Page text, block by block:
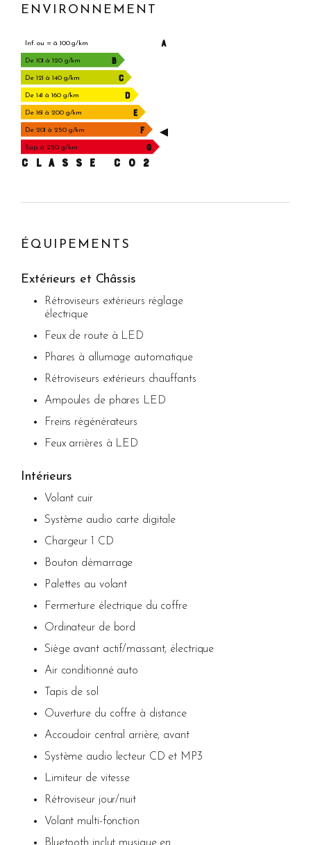
ENVIRONNEMENT
Inf. ou = à 100 g/km A
De 101 à 120 g/km B
De 121 à 140 g/km C
De 141 à 160 g/km D
De 161 à 200 g/km E
De 201 à 250 g/km F
Sup. à 250 g/km G
CLASSE C02
ÉQUIPEMENTS
Extérieurs et Châssis
Rétroviseurs extérieurs réglage
électrique
Feux de route à LED
Phares à allumage automatique
Rétroviseurs extérieurs chauffants
Ampoules de phares LED
Freins régénérateurs
Feux arrières à LED
Intérieurs
Volant cuir
Système audio carte digitale
Chargeur 1 CD
Bouton démarrage
Palettes au volant
Fermerture électrique du coffre
Ordinateur de bord
Siège avant actif/massant, électrique
Air conditionné auto
Tapis de sol
Ouverture du coffre à distance
Accoudoir central arrière, avant
Système audio lecteur CD et MP3
Limiteur de vitesse
Rétroviseur jour/nuit
Volant multi-fonction
Bluetooth inclut musique en